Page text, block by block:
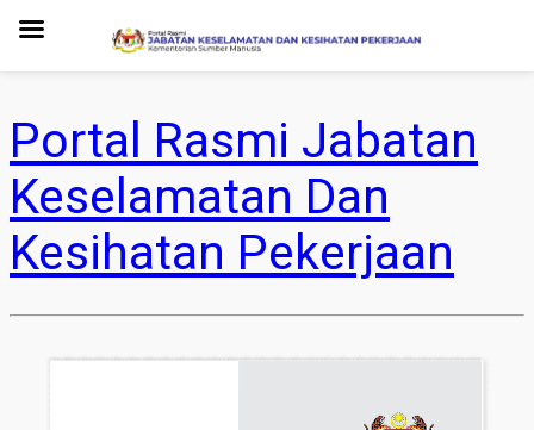
Portal Rasmi Jabatan
Keselamatan Dan
Kesihatan Pekerjaan